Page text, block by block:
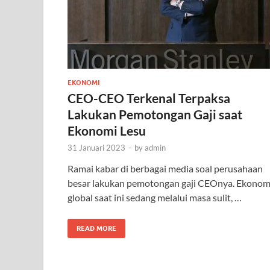
EKONOMI
CEO-CEO Terkenal Terpaksa
Lakukan Pemotongan Gaji saat
Ekonomi Lesu
31 Januari 2023 - byadmin
Ramai kabar di berbagai media soal perusahaan
besar lakukan pemotongan gaji CEOnya.
global saat ini sedang melalui masa sulit, …
READ MORE